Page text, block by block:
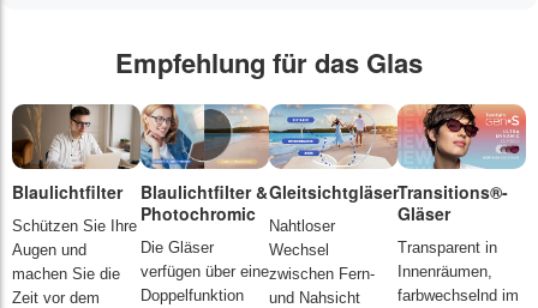
Empfehlung für das Glas
Blaulichtfilter
Schützen Sie Ihre
Augen und
machen Sie die
Zeit vor dem
Blaulichtfilter &
Photochromic
Die Gläser
verfügen über eine
Doppelfunktion
Gleitsichtgläser
Nahtloser
Wechsel
zwischen Fern-
und Nahsicht
Transitions®-
Gläser
Transparent in
Innenräumen,
farbwechselnd im